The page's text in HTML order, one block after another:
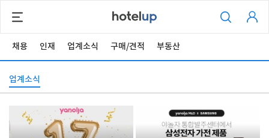
채용 인재 업계소식 구매/견적 부동산
업계소식